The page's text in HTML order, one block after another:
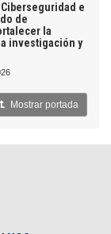
e
de
la
investigación y
Mostrar portada